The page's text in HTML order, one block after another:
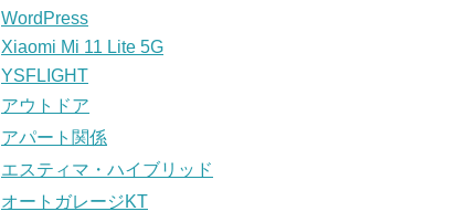
WordPress
Xiaomi Mi 11 Lite 5G
YSFLIGHT
アウトドア
アパート関係
エスティマ・ハイブリッド
オートガレージKT